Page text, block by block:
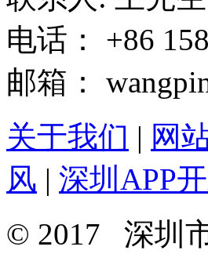
电话： +86
邮箱：
关于我们 | 网
风 | 深圳APP
© 2017 深圳